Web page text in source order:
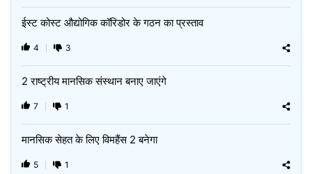
ईस्ट कोस्ट औद्योगिक कॉरिडोर के गठन का प्रस्ताव
4 3
2 राष्ट्रीय मानसिक संस्थान बनाए जाएंगे
7 1
मानसिक सेहत के लिए विमहैंस 2 बनेगा
5 1